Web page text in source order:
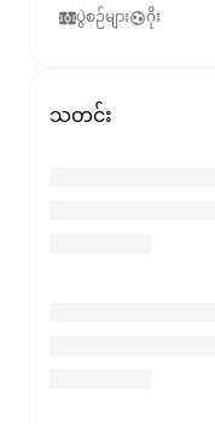
ပွဲစဉ်များ ဂိုး
သတင်း